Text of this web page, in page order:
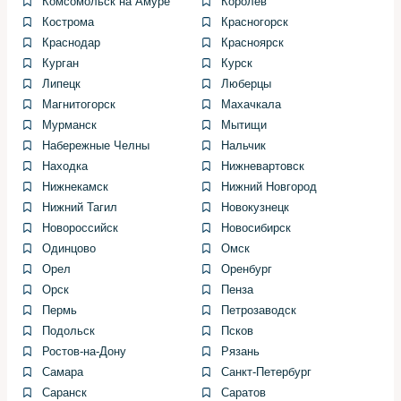
Важно не перекручивать уплотнительное кольцо при
установке, иначе появятся микропоры и топливо
начнет подтекать. Следует также убедиться, что
электрические контакты плотно сидят и не имеют
следов нагара.
Если есть возможность, использую оригинальные или
проверенные аналоги насосов. Дешевые китайские
аналоги часто работают хуже уже через несколько
месяцев и возвращают машину в ремонт снова.
Типичные ошибки при замене
и как их избежать
Частая ошибка — замена только насоса без очистки
или замены сетки фильтра и топливного фильтра.
Возвращение старого мусора обратно в систему
приведет к тому, что новый насос быстро забьется.
Кострома
Красногорск
Краснодар
Красноярск
Курган
Курск
Липецк
Люберцы
Магнитогорск
Махачкала
Мурманск
Мытищи
Набережные Челны
Нальчик
Находка
Нижневартовск
Нижнекамск
Нижний Новгород
Нижний Тагил
Новокузнецк
Новороссийск
Новосибирск
Одинцово
Омск
Орел
Оренбург
Орск
Пенза
Пермь
Петрозаводск
Подольск
Псков
Ростов-на-Дону
Рязань
Самара
Санкт-Петербург
Саранск
Саратов